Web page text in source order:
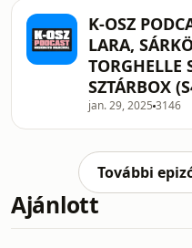
K-OSZ
LARA,
TORGHELLE
SZTÁRBOX
jan. 29, 2025 3146
További
Ajánlott